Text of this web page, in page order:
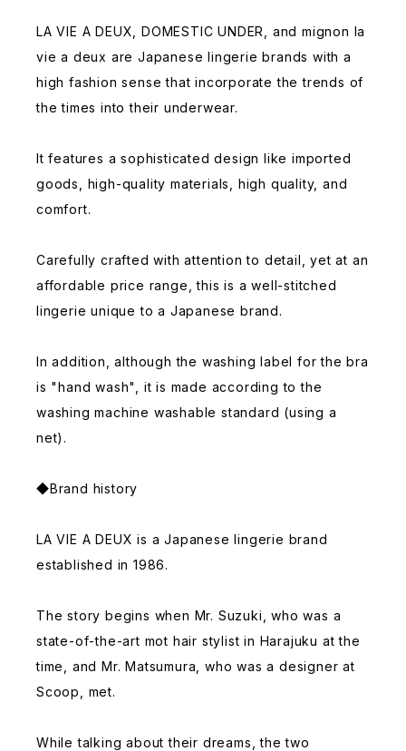
LA VIE A DEUX, DOMESTIC UNDER, and mignon la
vie a deux are Japanese lingerie brands with a
high fashion sense that incorporate the trends of
the times into their underwear.
It features a sophisticated design like imported
goods, high-quality materials, high quality, and
comfort.
Carefully crafted with attention to detail, yet at an
affordable price range, this is a well-stitched
lingerie unique to a Japanese brand.
In addition, although the washing label for the bra
is "hand wash", it is made according to the
washing machine washable standard (using a
net).
◆Brand history
LA VIE A DEUX is a Japanese lingerie brand
established in 1986.
The story begins when Mr. Suzuki, who was a
state-of-the-art mot hair stylist in Harajuku at the
time, and Mr. Matsumura, who was a designer at
Scoop, met.
While talking about their dreams, the two